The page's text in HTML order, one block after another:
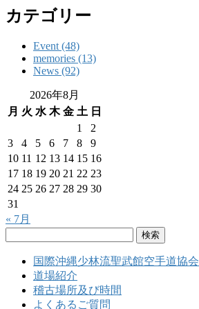
カテゴリー
Event (48)
memories (13)
News (92)
2026年8月
月 火 水 木 金 土 日
1
2
3
4 5 6 7 8
9
10 11 12 13 14 15 16
17 18 19 20 21 22 23
24 25 26 27 28 29 30
31
« 7月
国際沖縄少林流聖武館空手道協会
道場紹介
稽古場所及び時間
よくあるご質問